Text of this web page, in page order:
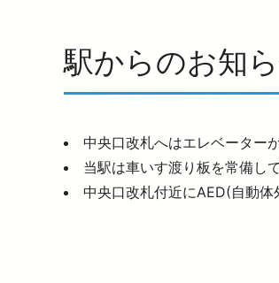
駅からのお知
中央口改札へはエレベーター
当駅は車いす渡り板を常備し
中央口改札付近にAED(自動体